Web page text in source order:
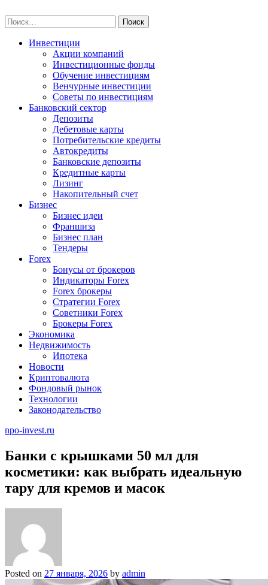
to
content
Найти:
Инвестиции
Акции компаний
Инвестиционные фонды
Обучение инвестициям
Венчурные инвестиции
Советы по инвестициям
Банковский сектор
Депозиты
Дебетовые карты
Потребительские кредиты
Автокредиты
Банковские депозиты
Кредитные карты
Лизинг
Накопительный счет
Бизнес
Бизнес идеи
Франшиза
Бизнес план
Тендеры
Forex
Бонусы от брокеров
Индикаторы Forex
Forex брокеры
Стратегии Forex
Советники Forex
Брокеры Forex
Экономика
Недвижимость
Ипотека
Новости
Криптовалюта
Фондовый рынок
Технологии
Законодательство
npo-invest.ru
Банки с крышками 50 мл для
косметики: как выбрать идеальную
тару для кремов и масок
Posted on 27 января, 2026 by admin